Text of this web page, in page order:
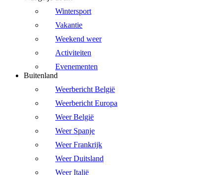
Wintersport
Vakantie
Weekend weer
Activiteiten
Evenementen
Buitenland
Weerbericht België
Weerbericht Europa
Weer België
Weer Spanje
Weer Frankrijk
Weer Duitsland
Weer Italië